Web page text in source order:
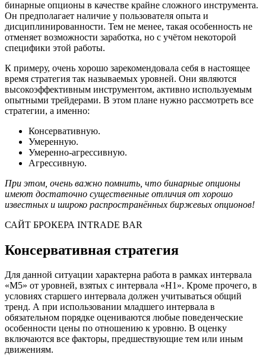
бинарные опционы в качестве крайне сложного инструмента.
Он предполагает наличие у пользователя опыта и
дисциплинированности. Тем не менее, такая особенность не
отменяет возможности заработка, но с учётом некоторой
специфики этой работы.
К примеру, очень хорошо зарекомендовала себя в настоящее
время стратегия так называемых уровней. Они являются
высокоэффективным инструментом, активно используемым
опытными трейдерами. В этом плане нужно рассмотреть все
стратегии, а именно:
Консервативную.
Умеренную.
Умеренно-агрессивную.
Агрессивную.
При этом, очень важно помнить, что бинарные опционы
имеют достаточно существенные отличия от хорошо
известных и широко распространённых биржевых опционов!
САЙТ БРОКЕРА INTRADE BAR
Консервативная стратегия
Для данной ситуации характерна работа в рамках интервала
«М5» от уровней, взятых с интервала «Н1». Кроме прочего, в
условиях старшего интервала должен учитываться общий
тренд. А при использовании младшего интервала в
обязательном порядке оцениваются любые поведенческие
особенности цены по отношению к уровню. В оценку
включаются все факторы, предшествующие тем или иным
движениям.